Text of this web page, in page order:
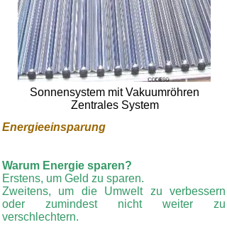
Warum Energie sparen?
Erstens, um Geld zu sparen.
Zweitens, um die Umwelt zu verbessern
oder zumindest nicht weiter zu
verschlechtern.
Energieeinsparung
Sonnensystem mit Vakuumröhren
Zentrales System